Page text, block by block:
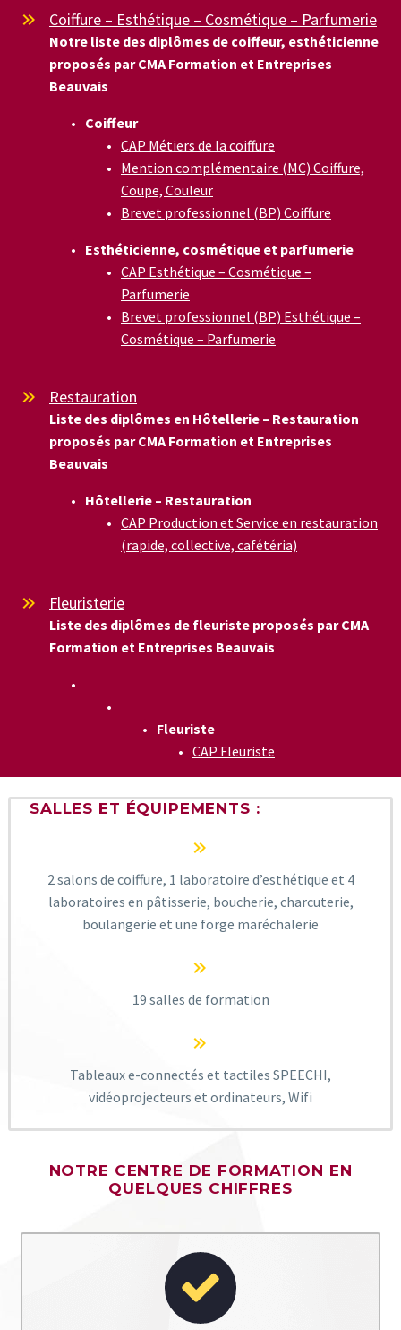

 Coiffure – Esthétique – Cosmétique – Parfumerie
Notre liste des diplômes de coiffeur, esthéticienne
proposés par CMA Formation et Entreprises
Beauvais
Coiffeur
CAP Métiers de la coiffure
Mention complémentaire (MC) Coiffure,
Coupe, Couleur
Brevet professionnel (BP) Coiffure
Esthéticienne, cosmétique et parfumerie
CAP Esthétique – Cosmétique –
Parfumerie
Brevet professionnel (BP) Esthétique –
Cosmétique – Parfumerie

 Restauration
Liste des diplômes en Hôtellerie – Restauration
proposés par CMA Formation et Entreprises
Beauvais
Hôtellerie – Restauration
CAP Production et Service en restauration
(rapide, collective, cafétéria)

 Fleuristerie
Liste des diplômes de fleuriste proposés par CMA
Formation et Entreprises Beauvais
Fleuriste
CAP Fleuriste
SALLES ET ÉQUIPEMENTS :


2 salons de coiffure, 1 laboratoire d’esthétique et 4
laboratoires en pâtisserie, boucherie, charcuterie,
boulangerie et une forge maréchalerie


19 salles de formation


Tableaux e-connectés et tactiles SPEECHI,
vidéoprojecteurs et ordinateurs, Wifi
NOTRE CENTRE DE FORMATION EN
QUELQUES CHIFFRES

